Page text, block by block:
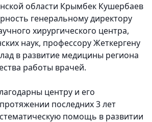
области Крымбек Кушербаев
генеральному директору
хирургического центра,
наук, профессору Жеткергену
в развитие медицины региона
работы врачей.
центру и его
последних 3 лет
помощь в развитии